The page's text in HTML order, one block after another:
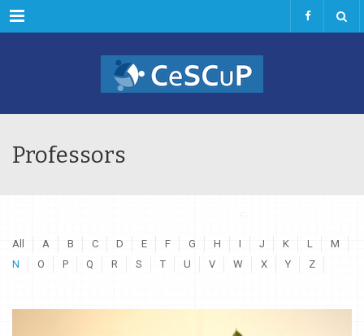
Menu
Professors
All A B C D E F G H I J K L
M
N
O P Q R S T U V W X Y Z